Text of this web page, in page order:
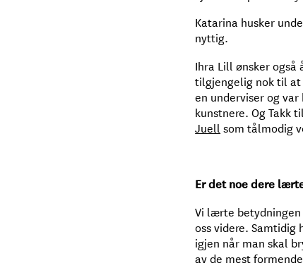
Katarina husker
nyttig.
Ihra Lill ønsker også
tilgjengelig nok til at
en underviser og
kunstnere. Og Takk til
Juell som tålmodig
Er det noe dere
Vi lærte betydningen
oss videre.
igjen når man skal
av de mest